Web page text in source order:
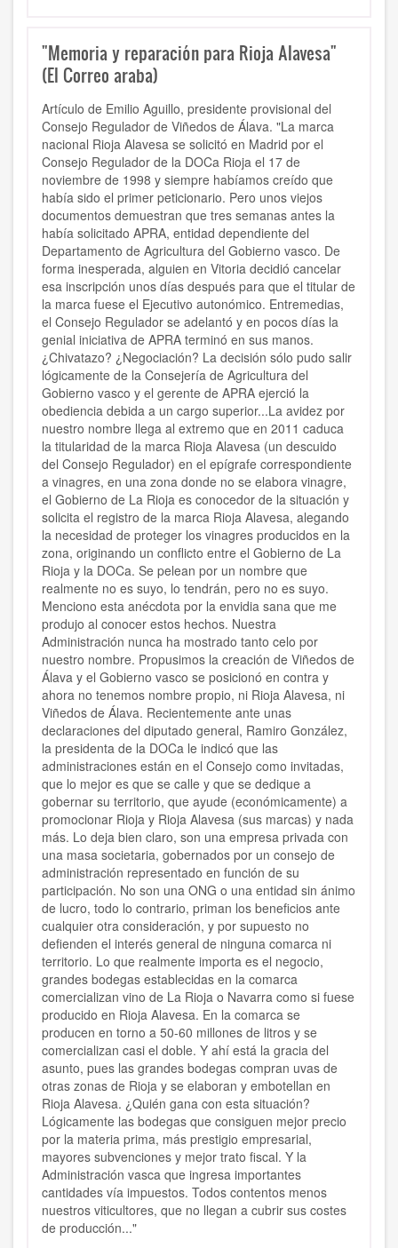
"Memoria y reparación para Rioja Alavesa"
(El Correo araba)
Artículo de Emilio Aguillo, presidente provisional del
Consejo Regulador de Viñedos de Álava. "La marca
nacional Rioja Alavesa se solicitó en Madrid por el
Consejo Regulador de la DOCa Rioja el 17 de
noviembre de 1998 y siempre habíamos creído que
había sido el primer peticionario. Pero unos viejos
documentos demuestran que tres semanas antes la
había solicitado APRA, entidad dependiente del
Departamento de Agricultura del Gobierno vasco. De
forma inesperada, alguien en Vitoria decidió cancelar
esa inscripción unos días después para que el titular de
la marca fuese el Ejecutivo autonómico. Entremedias,
el Consejo Regulador se adelantó y en pocos días la
genial iniciativa de APRA terminó en sus manos.
¿Chivatazo? ¿Negociación? La decisión sólo pudo salir
lógicamente de la Consejería de Agricultura del
Gobierno vasco y el gerente de APRA ejerció la
obediencia debida a un cargo superior...La avidez por
nuestro nombre llega al extremo que en 2011 caduca
la titularidad de la marca Rioja Alavesa (un descuido
del Consejo Regulador) en el epígrafe correspondiente
a vinagres, en una zona donde no se elabora vinagre,
el Gobierno de La Rioja es conocedor de la situación y
solicita el registro de la marca Rioja Alavesa, alegando
la necesidad de proteger los vinagres producidos en la
zona, originando un conflicto entre el Gobierno de La
Rioja y la DOCa. Se pelean por un nombre que
realmente no es suyo, lo tendrán, pero no es suyo.
Menciono esta anécdota por la envidia sana que me
produjo al conocer estos hechos. Nuestra
Administración nunca ha mostrado tanto celo por
nuestro nombre. Propusimos la creación de Viñedos de
Álava y el Gobierno vasco se posicionó en contra y
ahora no tenemos nombre propio, ni Rioja Alavesa, ni
Viñedos de Álava. Recientemente ante unas
declaraciones del diputado general, Ramiro González,
la presidenta de la DOCa le indicó que las
administraciones están en el Consejo como invitadas,
que lo mejor es que se calle y que se dedique a
gobernar su territorio, que ayude (económicamente) a
promocionar Rioja y Rioja Alavesa (sus marcas) y nada
más. Lo deja bien claro, son una empresa privada con
una masa societaria, gobernados por un consejo de
administración representado en función de su
participación. No son una ONG o una entidad sin ánimo
de lucro, todo lo contrario, priman los beneficios ante
cualquier otra consideración, y por supuesto no
defienden el interés general de ninguna comarca ni
territorio. Lo que realmente importa es el negocio,
grandes bodegas establecidas en la comarca
comercializan vino de La Rioja o Navarra como si fuese
producido en Rioja Alavesa. En la comarca se
producen en torno a 50-60 millones de litros y se
comercializan casi el doble. Y ahí está la gracia del
asunto, pues las grandes bodegas compran uvas de
otras zonas de Rioja y se elaboran y embotellan en
Rioja Alavesa. ¿Quién gana con esta situación?
Lógicamente las bodegas que consiguen mejor precio
por la materia prima, más prestigio empresarial,
mayores subvenciones y mejor trato fiscal. Y la
Administración vasca que ingresa importantes
cantidades vía impuestos. Todos contentos menos
nuestros viticultores, que no llegan a cubrir sus costes
de producción..."